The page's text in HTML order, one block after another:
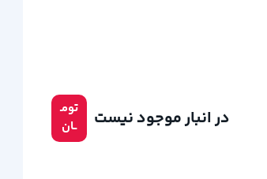
تومـ
ــان
در انبار موجود نیست